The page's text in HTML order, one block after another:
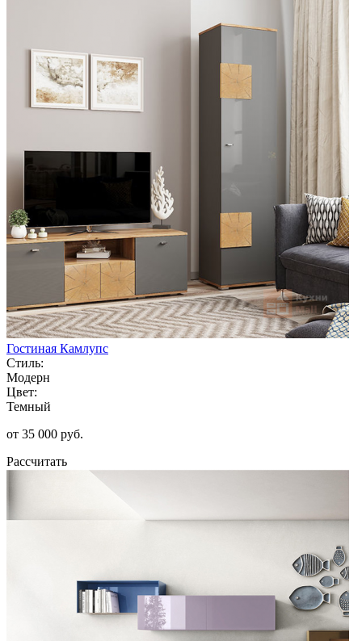
Гостиная Камлупс
Стиль:
Модерн
Цвет:
Темный
от 35 000 руб.
Рассчитать